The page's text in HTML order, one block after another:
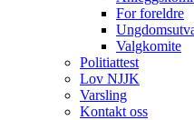
For foreldre
Valgkomite
Politiattest
Lov NJJK
Varsling
Kontakt oss